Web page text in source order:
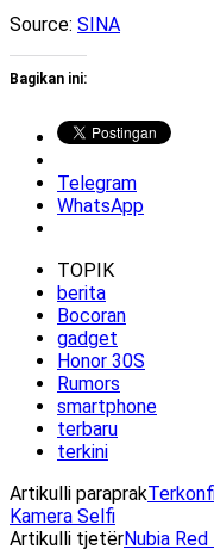
Source: SINA
Bagikan ini:
Telegram
WhatsApp
TOPIK
berita
Bocoran
gadget
Honor 30S
Rumors
smartphone
terbaru
terkini
Artikulli paraprak
Kamera Selfi
Artikulli tjetërNubia